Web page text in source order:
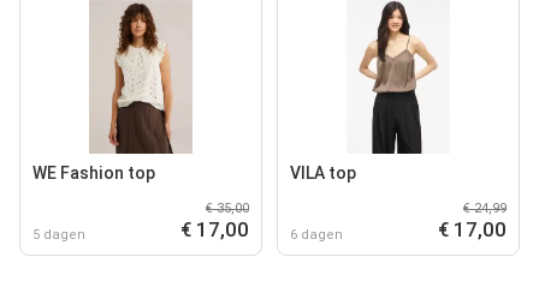
WE Fashion top
5 dagen
€ 35,00
€ 17,00
VILA top
6 dagen
€ 24,99
€ 17,00